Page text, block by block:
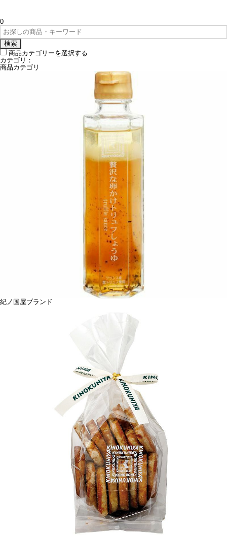
0
検索
商品カテゴリーを選択する
カテゴリ：
商品カテゴリ
紀ノ国屋ブランド